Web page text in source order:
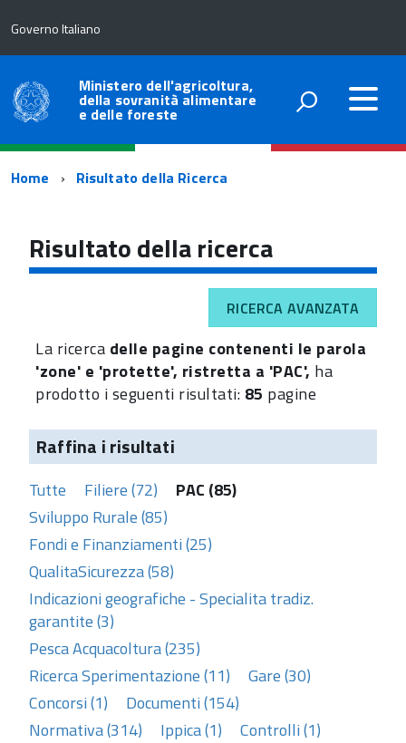
Governo Italiano
Ministero dell'agricoltura,
della sovranità alimentare
e delle foreste
Percorso
navigazione
Home Risultato della Ricerca
Risultato della ricerca
RICERCA AVANZATA
La ricerca delle pagine contenenti le parola
'zone' e 'protette', ristretta a 'PAC', ha
prodotto i seguenti risultati: 85 pagine
Raffina i risultati
Tutte Filiere (72)
PAC (85)
Sviluppo Rurale (85)
Fondi e Finanziamenti (25)
QualitaSicurezza (58)
Indicazioni geografiche - Specialita tradiz.
garantite (3)
Pesca Acquacoltura (235)
Ricerca Sperimentazione (11)
Gare (30)
Concorsi (1)
Documenti (154)
Normativa (314)
Ippica (1)
Controlli (1)